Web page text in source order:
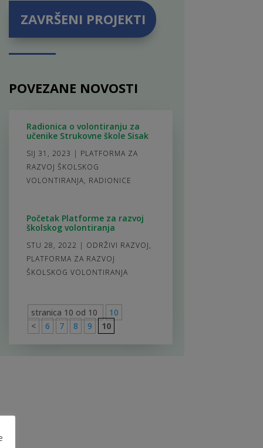
ZAVRŠENI PROJEKTI
POVEZANE NOVOSTI
Radionica o volontiranju za
učenike Strukovne škole Sisak
SIJ 31, 2023 | PLATFORMA ZA
RAZVOJ ŠKOLSKOG
VOLONTIRANJA, RADIONICE
Početak Platforme za razvoj
školskog volontiranja
STU 28, 2022 | ODRŽIVI RAZVOJ,
PLATFORMA ZA RAZVOJ
ŠKOLSKOG VOLONTIRANJA
stranica 10 od 10
10
<
6 7 8 9 10